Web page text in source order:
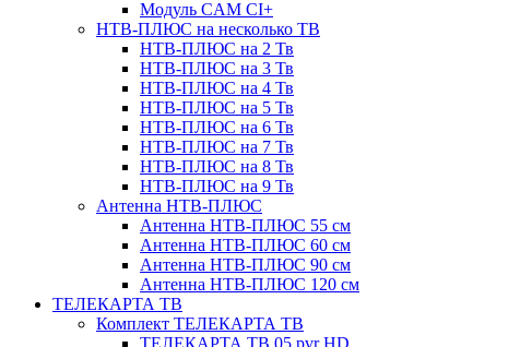
Модуль CAM CI+
НТВ-ПЛЮС на несколько ТВ
НТВ-ПЛЮС на 2 Тв
НТВ-ПЛЮС на 3 Тв
НТВ-ПЛЮС на 4 Тв
НТВ-ПЛЮС на 5 Тв
НТВ-ПЛЮС на 6 Тв
НТВ-ПЛЮС на 7 Тв
НТВ-ПЛЮС на 8 Тв
НТВ-ПЛЮС на 9 Тв
Антенна НТВ-ПЛЮС
Антенна НТВ-ПЛЮС 55 см
Антенна НТВ-ПЛЮС 60 см
Антенна НТВ-ПЛЮС 90 см
Антенна НТВ-ПЛЮС 120 см
ТЕЛЕКАРТА ТВ
Комплект ТЕЛЕКАРТА ТВ
ТЕЛЕКАРТА ТВ 05 pvr HD